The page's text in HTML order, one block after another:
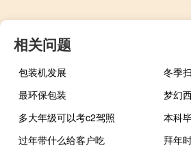
相关问题
包装机发展
冬季
最环保包装
梦幻
多大年级可以考c2驾照
本科
过年带什么给客户吃
拜年